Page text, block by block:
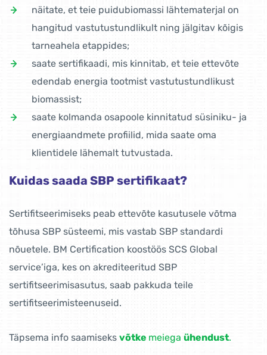
näitate, et teie puidubiomassi lähtematerjal on
hangitud vastutustundlikult ning jälgitav kõigis
tarneahela etappides;
saate sertifikaadi, mis kinnitab, et teie ettevõte
edendab energia tootmist vastutustundlikust
biomassist;
saate kolmanda osapoole kinnitatud süsiniku- ja
energiaandmete profiilid, mida saate oma
klientidele lähemalt tutvustada.
Kuidas saada SBP sertifikaat?
Sertifitseerimiseks peab ettevõte kasutusele võtma
tõhusa SBP süsteemi, mis vastab SBP standardi
nõuetele. BM Certification koostöös SCS Global
service’iga, kes on akrediteeritud SBP
sertifitseerimisasutus, saab pakkuda teile
sertifitseerimisteenuseid.
Täpsema info saamiseks võtke meiega ühendust.